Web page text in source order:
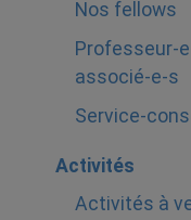
Nos fellows
Professeur-
associé-e-s
Service-
Activités
Activités à